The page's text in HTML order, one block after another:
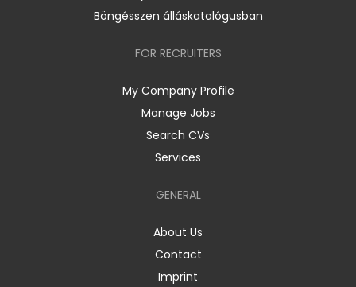
Böngésszen álláskatalógusban
FOR RECRUITERS
My Company Profile
Manage Jobs
Search CVs
Services
GENERAL
About Us
Contact
Imprint